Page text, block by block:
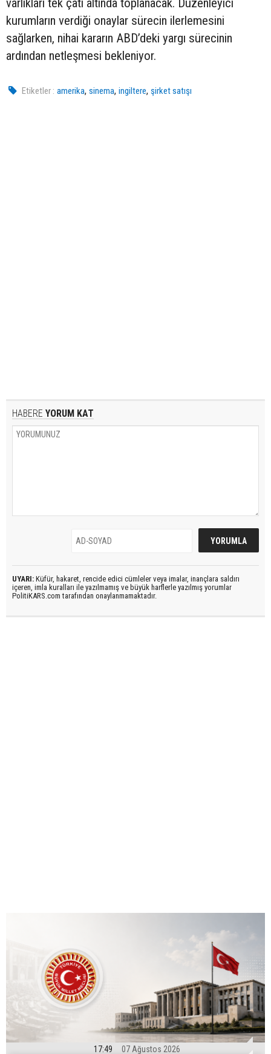
kurumların verdiği onaylar sürecin ilerlemesini
sağlarken, nihai kararın ABD’deki yargı sürecinin
ardından netleşmesi bekleniyor.
Etiketler : amerika,sinema,ingiltere,şirket satışı
HABERE YORUM KAT
UYARI: Küfür, hakaret, rencide edici cümleler veya imalar, inançlara saldırı
içeren, imla kuralları ile yazılmamış ve büyük harflerle yazılmış yorumlar
PolitiKARS.com tarafından onaylanmamaktadır.
17:49 07 Ağustos 2026